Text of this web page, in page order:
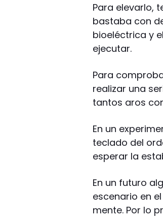
Para elevarlo,
bastaba con
bioeléctrica y
ejecutar.
Para
realizar una
tantos aros
En un
teclado del
esperar la
En un futuro
escenario en
mente. Por lo